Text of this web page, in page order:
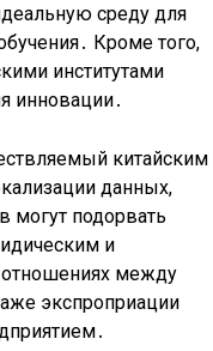
среду для
Кроме того,
институтами
инновации․
китайским
данных,
могут подорвать
и
отношениях между
экспроприации